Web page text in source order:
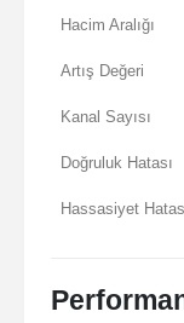
Hacim Aralığı
Artış Değeri
Kanal Sayısı
Doğruluk Hatası
Hassasiyet